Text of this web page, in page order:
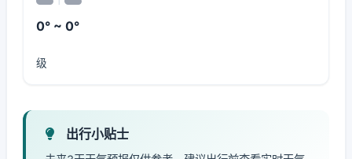
0° ~ 0°
级
出行小贴士